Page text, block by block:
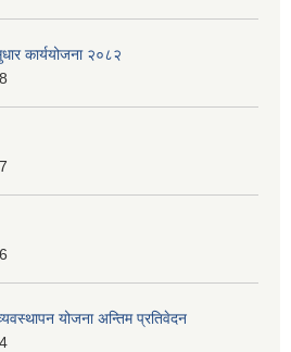
कार्ययोजना २०८२
योजना अन्तिम प्रतिवेदन